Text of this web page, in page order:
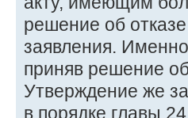
решение об
заявления.
приняв решение
Утверждение же
в порядке главы